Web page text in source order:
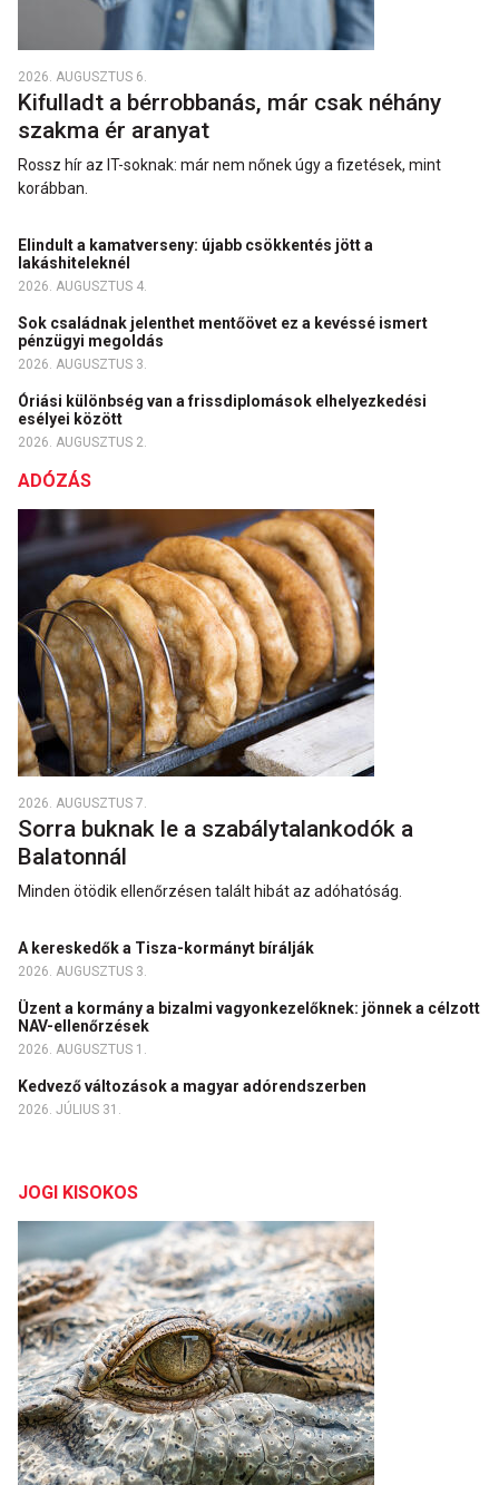
2026. AUGUSZTUS 6.
Kifulladt a bérrobbanás, már csak néhány
szakma ér aranyat
Rossz hír az IT-soknak: már nem nőnek úgy a fizetések, mint
korábban.
Elindult a kamatverseny: újabb csökkentés jött a
lakáshiteleknél
2026. AUGUSZTUS 4.
Sok családnak jelenthet mentőövet ez a kevéssé ismert
pénzügyi megoldás
2026. AUGUSZTUS 3.
Óriási különbség van a frissdiplomások elhelyezkedési
esélyei között
2026. AUGUSZTUS 2.
ADÓZÁS
2026. AUGUSZTUS 7.
Sorra buknak le a szabálytalankodók a
Balatonnál
Minden ötödik ellenőrzésen talált hibát az adóhatóság.
A kereskedők a Tisza-kormányt bírálják
2026. AUGUSZTUS 3.
Üzent a kormány a bizalmi vagyonkezelőknek: jönnek a célzott
NAV-ellenőrzések
2026. AUGUSZTUS 1.
Kedvező változások a magyar adórendszerben
2026. JÚLIUS 31.
JOGI KISOKOS